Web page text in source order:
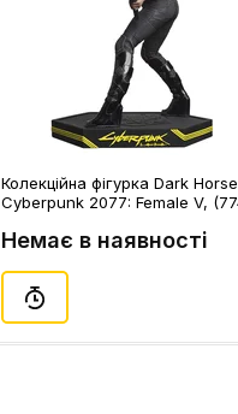
Колекційна фігурка Dark
Cyberpunk 2077: Female V,
Немає в наявності